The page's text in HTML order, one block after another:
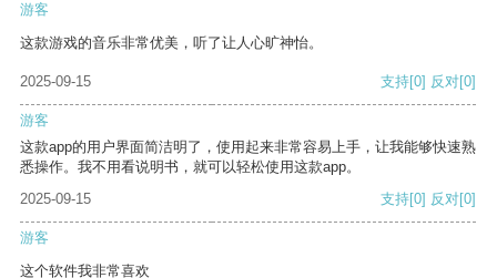
游客
这款游戏的音乐非常优美，听了让人心旷神怡。
2025-09-15 支持[0] 反对[0]
游客
这款app的用户界面简洁明了，使用起来非常容易上手，让我能够快速熟
悉操作。我不用看说明书，就可以轻松使用这款app。
2025-09-15
支持[0] 反对[0]
游客
这个软件我非常喜欢